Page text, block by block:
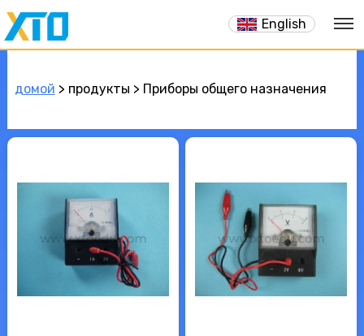
English
домой > продукты > Приборы общего назначения